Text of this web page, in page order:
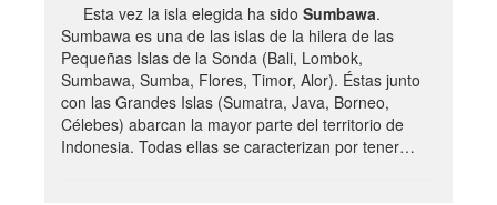
Esta vez la isla elegida ha sido Sumbawa.
Sumbawa es una de las islas de la hilera de las
Pequeñas Islas de la Sonda (Bali, Lombok,
Sumbawa, Sumba, Flores, Timor, Alor). Éstas junto
con las Grandes Islas (Sumatra, Java, Borneo,
Célebes) abarcan la mayor parte del territorio de
Indonesia. Todas ellas se caracterizan por tener…